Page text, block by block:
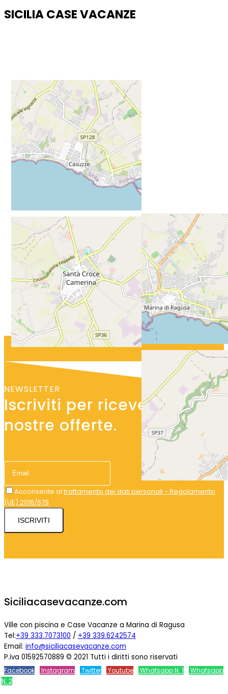
SICILIA CASE VACANZE
NEWSLETTER
Iscriviti per ricevere le
nostre offerte.
Acconsente al trattamento dei dati personali - Regolamento
(UE) 2016/679
ISCRIVITI
Siciliacasevacanze.com
Ville con piscina e Case Vacanze a Marina di Ragusa
Tel:+39 333.7073100 / +39 339.6242574
Email: info@siciliacasevacanze.com
P.iva 01592570889 © 2021 Tutti i diritti sono riservati
Facebook Instagram Twitter Youtube Whatsapp N. 1
Whatsapp
N. 2